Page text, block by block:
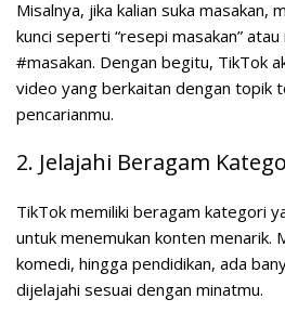
Misalnya, jika kalian suka masakan,
kunci seperti “resepi masakan”
#masakan. Dengan begitu, TikTok
video yang berkaitan dengan topik
pencarianmu.
2. Jelajahi Beragam
TikTok memiliki beragam kategori
untuk menemukan konten menarik.
komedi, hingga pendidikan, ada
dijelajahi sesuai dengan minatmu.